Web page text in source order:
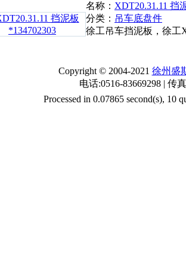
名称： XDT20.31.11 挡
分类： 吊车底盘件
徐工吊车挡泥板，徐工
Copyright © 2004-2021 徐州盛
电话:0516-83669298 | 传
Processed in 0.07865 second(s), 10